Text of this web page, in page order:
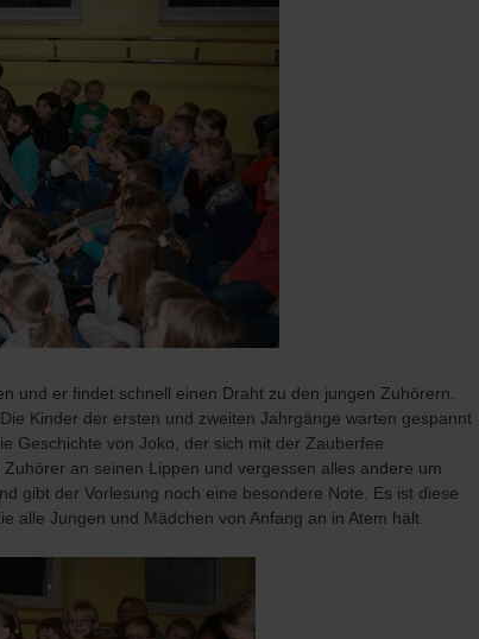
und er findet schnell einen Draht zu den jungen Zuhörern.
Kinder der ersten und zweiten Jahrgänge warten gespannt
Geschichte von Joko, der sich mit der Zauberfee
an seinen Lippen und vergessen alles andere um
gibt der Vorlesung noch eine besondere Note. Es ist diese
alle Jungen und Mädchen von Anfang an in Atem hält.